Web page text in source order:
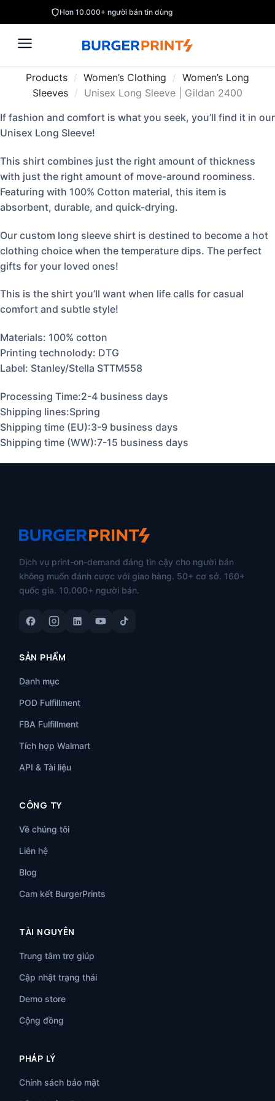
Hơn 10.000+ người bán tin dùng
Products / Women’s Clothing / Women’s Long
Sleeves / Unisex Long Sleeve | Gildan 2400
If fashion and comfort is what you seek, you’ll find it in our
Unisex Long Sleeve!
This shirt combines just the right amount of thickness
with just the right amount of move-around roominess.
Featuring with 100% Cotton material, this item is
absorbent, durable, and quick-drying.
Our custom long sleeve shirt is destined to become a hot
clothing choice when the temperature dips. The perfect
gifts for your loved ones!
This is the shirt you’ll want when life calls for casual
comfort and subtle style!
Materials: 100% cotton
Printing technolody: DTG
Label: Stanley/Stella STTM558
Processing Time:2-4 business days
Shipping lines:Spring
Shipping time (EU):3-9 business days
Shipping time (WW):7-15 business days
Dịch vụ print-on-demand đáng tin cậy cho người bán
không muốn đánh cược với giao hàng. 50+ cơ sở. 160+
quốc gia. 10.000+ người bán.
SẢN PHẨM
Danh mục
POD Fulfillment
FBA Fulfillment
Tích hợp Walmart
API & Tài liệu
CÔNG TY
Về chúng tôi
Liên hệ
Blog
Cam kết BurgerPrints
TÀI NGUYÊN
Trung tâm trợ giúp
Cập nhật trạng thái
Demo store
Cộng đồng
PHÁP LÝ
Chính sách bảo mật